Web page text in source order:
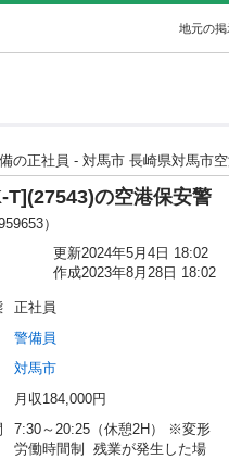
地元の
の正社員 - 対馬市 長崎県対馬市
T](27543)の空港保安警
）
更新2024年5月4日 18:02
作成2023年8月28日 18:02
正社員
警備員
対馬市
月収184,000円
7:30～20:25（休憩2H） ※変形
労働時間制  残業が発生した場